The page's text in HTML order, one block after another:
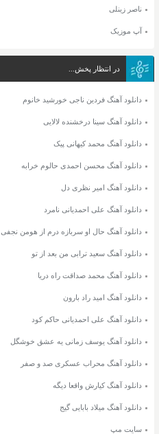
ناصر زینلی
آپ موزیک
در انتظار پخش...
دانلود آهنگ فردین ناجی خورشید خانوم
دانلود آهنگ سینا درخشنده لالایی
دانلود آهنگ محمد کیهانی پیک
دانلود آهنگ محسن احمدی حالوم خرابه
دانلود آهنگ امیر نظری دل
دانلود آهنگ علی احمدیانی نامرد
دانلود آهنگ حال او سربازه درم از هومن نجفی
دانلود آهنگ سعید ترابی من بعد از تو
دانلود آهنگ محمد صداقت راه دریا
دانلود آهنگ امید راد بارون
دانلود آهنگ علی احمدیانی حاکم کود
دانلود آهنگ یوسف زمانی یه عشق خوشگل
دانلود آهنگ محراب عسکری صد و صفر
دانلود آهنگ کیارش واقعا دیگه
دانلود آهنگ میلاد بابایی گیج
سایت مپ